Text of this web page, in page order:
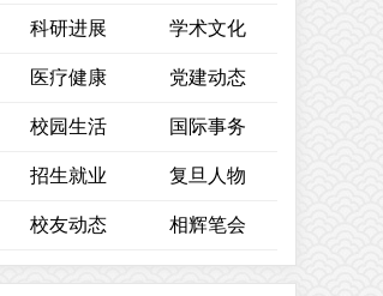
科研进展 学术文化
医疗健康 党建动态
校园生活 国际事务
招生就业 复旦人物
校友动态 相辉笔会